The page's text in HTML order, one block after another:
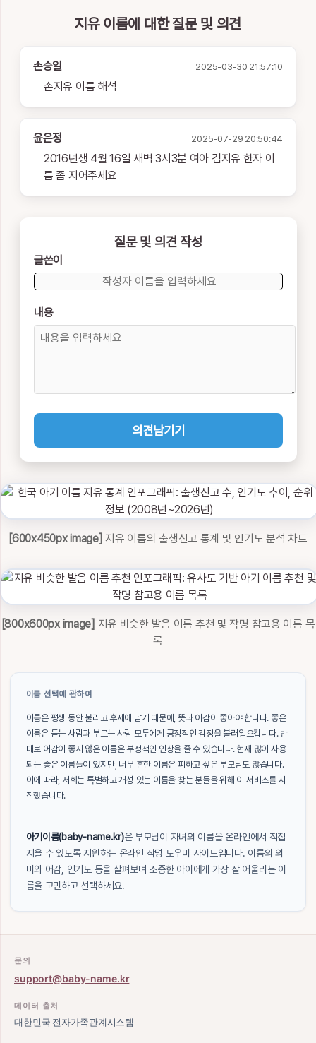
지유 이름에 대한 질문 및 의견
손승일 2025-03-30 21:57:10
손지유 이름 해석
윤은정 2025-07-29 20:50:44
2016년생 4월 16일 새벽 3시3분 여아 김지유 한자 이
름 좀 지어주세요
질문 및 의견 작성
글쓴이
내용
의견남기기
[600x450px image] 지유 이름의 출생신고 통계 및 인기도 분석 차트
[800x600px image] 지유 비슷한 발음 이름 추천 및 작명 참고용 이름 목
록
이름 선택에 관하여
이름은 평생 동안 불리고 후세에 남기 때문에, 뜻과 어감이 좋아야 합니다. 좋은
이름은 듣는 사람과 부르는 사람 모두에게 긍정적인 감정을 불러일으킵니다. 반
대로 어감이 좋지 않은 이름은 부정적인 인상을 줄 수 있습니다. 현재 많이 사용
되는 좋은 이름들이 있지만, 너무 흔한 이름은 피하고 싶은 부모님도 많습니다.
이에 따라, 저희는 특별하고 개성 있는 이름을 찾는 분들을 위해 이 서비스를 시
작했습니다.
아기이름(baby-name.kr)은 부모님이 자녀의 이름을 온라인에서 직접
지을 수 있도록 지원하는 온라인 작명 도우미 사이트입니다. 이름의 의
미와 어감, 인기도 등을 살펴보며 소중한 아이에게 가장 잘 어울리는 이
름을 고민하고 선택하세요.
문의
support@baby-name.kr
데이터 출처
대한민국 전자가족관계시스템